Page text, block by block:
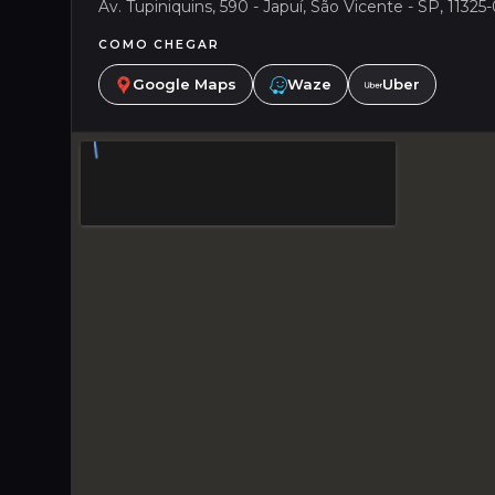
Av. Tupiniquins, 590 - Japuí, São Vicente - SP,
COMO CHEGAR
Google Maps Waze Uber